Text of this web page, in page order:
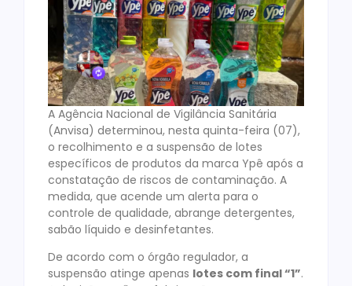
A Agência Nacional de Vigilância Sanitária
(Anvisa) determinou, nesta quinta-feira (07),
o recolhimento e a suspensão de lotes
específicos de produtos da marca Ypê após a
constatação de riscos de contaminação. A
medida, que acende um alerta para o
controle de qualidade, abrange detergentes,
sabão líquido e desinfetantes.
De acordo com o órgão regulador, a
suspensão atinge apenas lotes com final “1”.